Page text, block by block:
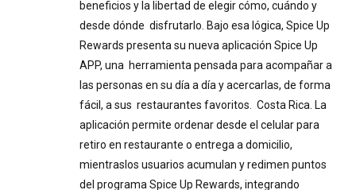
beneficios y la libertad de elegir cómo, cuándo y
desde dónde disfrutarlo. Bajo esa lógica, Spice Up
Rewards presenta su nueva aplicación Spice Up
APP, una herramienta pensada para acompañar a
las personas en su día a día y acercarlas, de forma
fácil, a sus restaurantes favoritos. Costa Rica. La
aplicación permite ordenar desde el celular para
retiro en restaurante o entrega a domicilio,
mientraslos usuarios acumulan y redimen puntos
del programa Spice Up Rewards, integrando